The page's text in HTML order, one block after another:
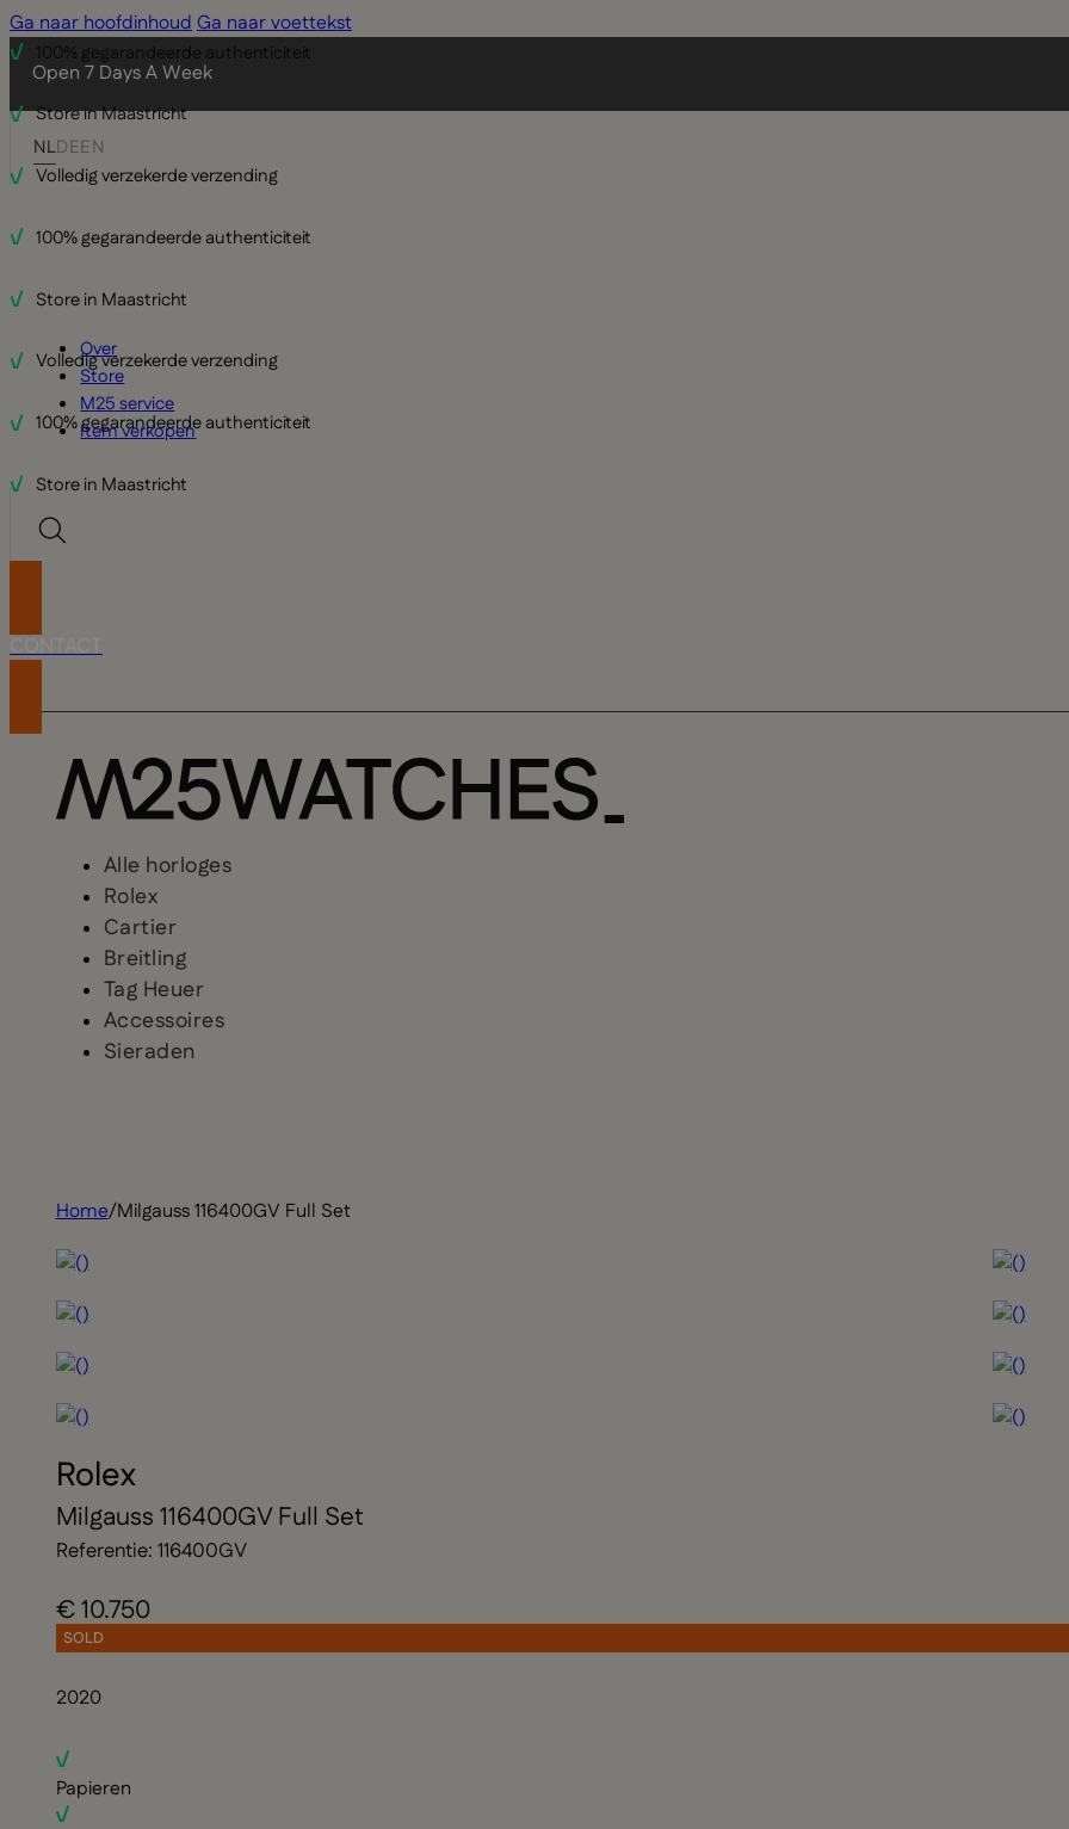
Ga naar hoofdinhoudGa naar voettekst
Open 7 Days A Week
NLDEEN
100% gegarandeerde authenticiteit
Store in Maastricht
Volledig verzekerde verzending
100% gegarandeerde authenticiteit
Store in Maastricht
Volledig verzekerde verzending
100% gegarandeerde authenticiteit
Store in Maastricht
Over
Store
M25 service
Item verkopen
CONTACT
Alle horloges
Rolex
Cartier
Breitling
Tag Heuer
Accessoires
Sieraden
Home/Milgauss 116400GV Full Set
Rolex
Milgauss 116400GV Full Set
Referentie: 116400GV
€ 10.750
SOLD
2020
Papieren